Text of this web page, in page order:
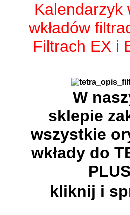
Kalendarzyk
wkładów
Filtrach EX i
W
sklepie
wszystkie
wkłady do
PLUS
kliknij i